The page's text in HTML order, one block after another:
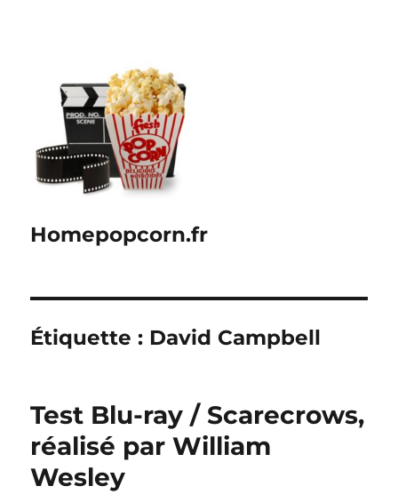
Homepopcorn.fr
Étiquette : David Campbell
Test Blu-ray / Scarecrows,
réalisé par William
Wesley